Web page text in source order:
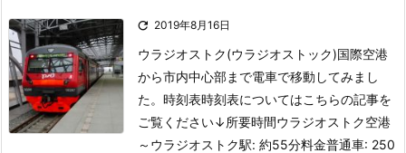
 2019年8月16日
ウラジオストク(ウラジオストック)国際空港
から市内中心部まで電車で移動してみまし
た。 時刻表時刻表についてはこちらの記事を
ご覧ください↓所要時間ウラジオストク空港
～ウラジオストク駅: 約55分料金普通車: 250